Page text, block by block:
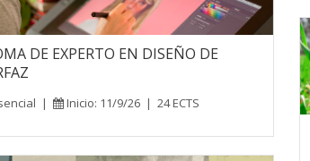
DE EXPERTO EN DISEÑO DE
| Inicio: 11/9/26 | 24 ECTS